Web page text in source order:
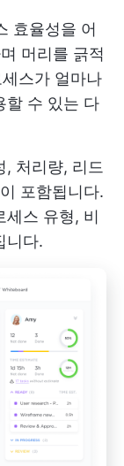
효율성을 어
머리를 긁적
스가 얼마나
할 수 있는 다
, 처리량, 리드
포함됩니다.
세스 유형, 비
니다.